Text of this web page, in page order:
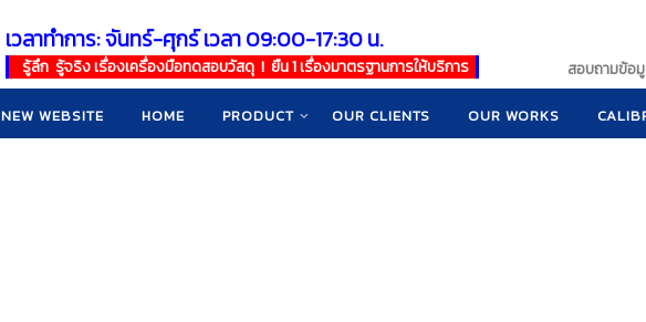
เวลาทำการ: จันทร์-ศุกร์ เวลา 09:00-17:30 น.
รู้ลึก รู้จริง เรื่องเครื่องมือทดสอบวัสดุ ! ยืน 1 เรื่องมาตรฐานการให้บริการ สอบถามข้อ
NEW WEBSITE HOME PRODUCT OUR CLIENTS OUR WORKS